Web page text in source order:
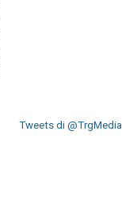
Tweets di @TrgMedia